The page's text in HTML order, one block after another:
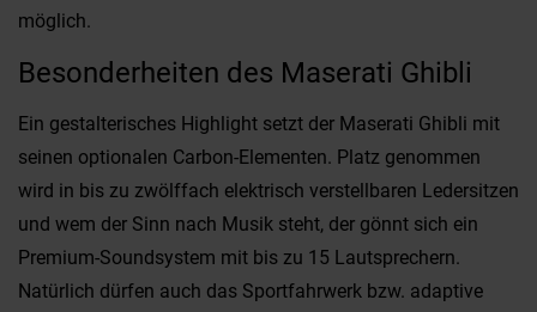
möglich.
Besonderheiten des Maserati Ghibli
Ein gestalterisches Highlight setzt der Maserati Ghibli mit
seinen optionalen Carbon-Elementen. Platz genommen
wird in bis zu zwölffach elektrisch verstellbaren Ledersitzen
und wem der Sinn nach Musik steht, der gönnt sich ein
Premium-Soundsystem mit bis zu 15 Lautsprechern.
Natürlich dürfen auch das Sportfahrwerk bzw. adaptive